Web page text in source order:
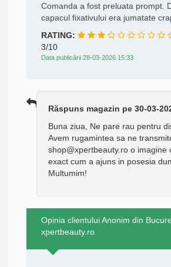
Comanda a fost preluata prompt.
capacul fixativului era jumatate
RATING:
3/10
Data publicării 28-03-2026 15:33
Răspuns magazin pe 30-03-
Buna ziua, Ne pare rau pentru
Avem rugamintea sa ne
shop@xpertbeauty.ro o imagine
exact cum a ajuns in posesia
Multumim!
Opinia clientului Anonim din
xpertbeauty.ro